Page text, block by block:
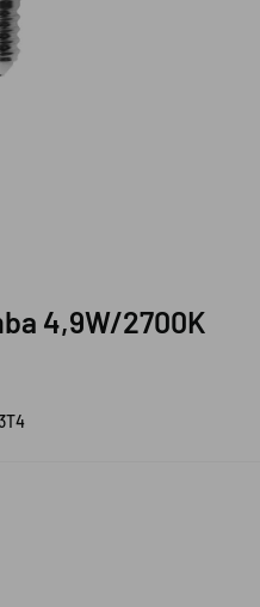
4,9W/2700K